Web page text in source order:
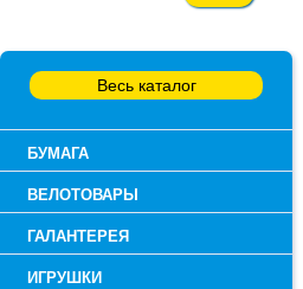
Весь каталог
БУМАГА
ВЕЛОТОВАРЫ
ГАЛАНТЕРЕЯ
ИГРУШКИ